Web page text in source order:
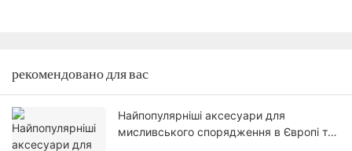
рекомендовано для вас
Найпопулярніші аксесуари для
мисливського спорядження в Європі та